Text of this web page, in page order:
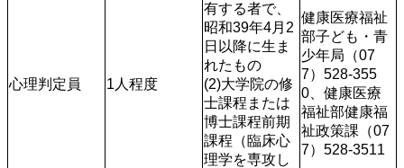
心理判定員 1人程度
有する者で、
昭和39年4月2
日以降に生ま
れたもの
(2)大学院の修
士課程または
博士課程前期
課程（臨床心
理学を専攻し
健康医療福祉
部子ども・青
少年局（07
7）528-355
0、健康医療
福祉部健康福
祉政策課（07
7）528-3511